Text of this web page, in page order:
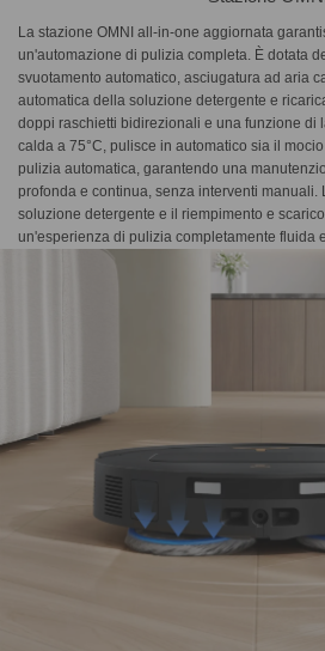
La stazione OMNI all-in-one aggiornata
un'automazione di pulizia completa. È dotata
svuotamento automatico, asciugatura ad aria
automatica della soluzione detergente e
doppi raschietti bidirezionali e una funzione di
calda a 75°C, pulisce in automatico sia il
pulizia automatica, garantendo una
profonda e continua, senza interventi
soluzione detergente e il riempimento e
un'esperienza di pulizia completamente fluida